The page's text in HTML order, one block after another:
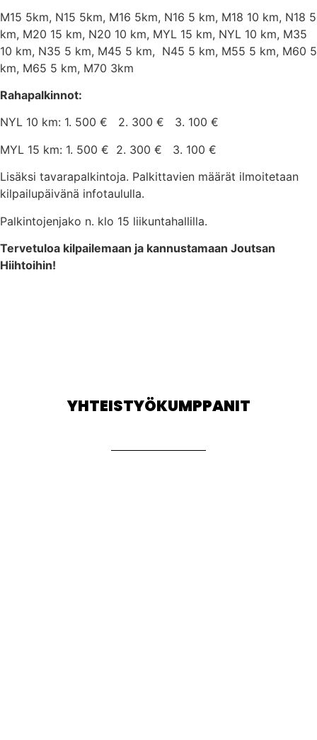
M15 5km, N15 5km, M16 5km, N16 5 km, M18 10 km, N18 5
km, M20 15 km, N20 10 km, MYL 15 km, NYL 10 km, M35
10 km, N35 5 km, M45 5 km, N45 5 km, M55 5 km, M60 5
km, M65 5 km, M70 3km
Rahapalkinnot:
NYL 10 km: 1. 500 € 2. 300 € 3. 100 €
MYL 15 km: 1. 500 € 2. 300 € 3. 100 €
Lisäksi tavarapalkintoja. Palkittavien määrät ilmoitetaan
kilpailupäivänä infotaululla.
Palkintojenjako n. klo 15 liikuntahallilla.
Tervetuloa kilpailemaan ja kannustamaan Joutsan
Hiihtoihin!
YHTEISTYÖKUMPPANIT